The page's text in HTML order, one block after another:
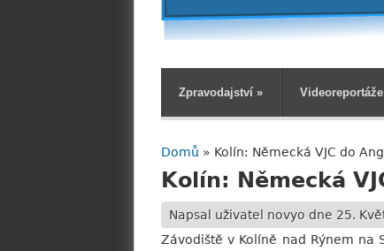
Zpravodajství » Videoreportáže
Jste zde
Domů » Kolín: Německá VJC do
Kolín: Německá
Napsal uživatel novyo dne 25.
Závodiště v Kolíně nad Rýnem na